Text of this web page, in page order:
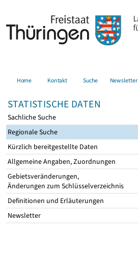
Home Kontakt Suche Newsletter
STATISTISCHE DATEN
Sachliche Suche
Regionale Suche
Kürzlich bereitgestellte Daten
Allgemeine Angaben, Zuordnungen
Gebietsveränderungen,
Änderungen zum Schlüsselverzeichnis
Definitionen und Erläuterungen
Newsletter